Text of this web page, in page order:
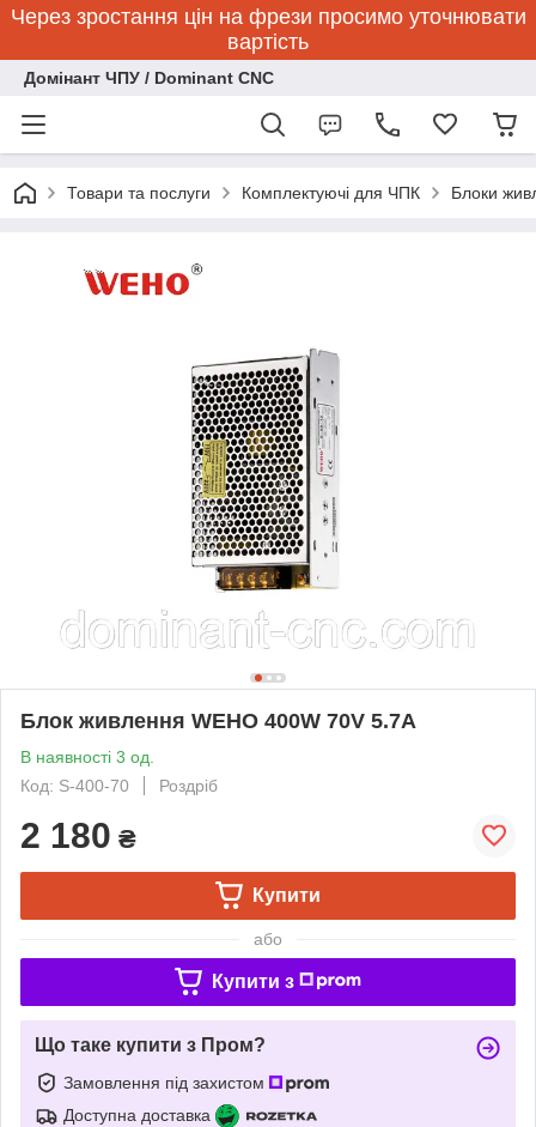
Через зростання цін на фрези просимо уточнювати
вартість
Домінант ЧПУ / Dominant CNC
Товари та послуги Комплектуючі для ЧПК Блоки
Блок живлення WEHO 400W 70V 5.7A
В наявності 3 од.
Код: S-400-70
Роздріб
2 180 ₴
Купити
або
Купити з
Що таке купити з Пром?
Замовлення під захистом
Доступна доставка